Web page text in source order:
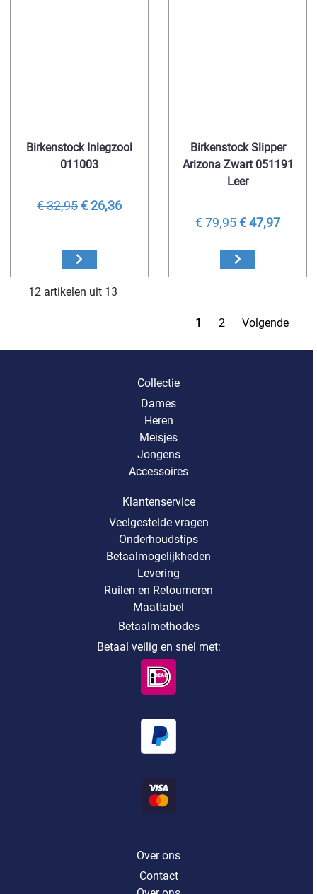
Birkenstock Inlegzool
011003
€ 32,95€ 26,36
Birkenstock Slipper
Arizona Zwart 051191
Leer
€ 79,95€ 47,97
12 artikelen uit 13
1 2 Volgende
Collectie
Dames
Heren
Meisjes
Jongens
Accessoires
Klantenservice
Veelgestelde vragen
Onderhoudstips
Betaalmogelijkheden
Levering
Ruilen en Retourneren
Maattabel
Betaalmethodes
Betaal veilig en snel met:
Over ons
Contact